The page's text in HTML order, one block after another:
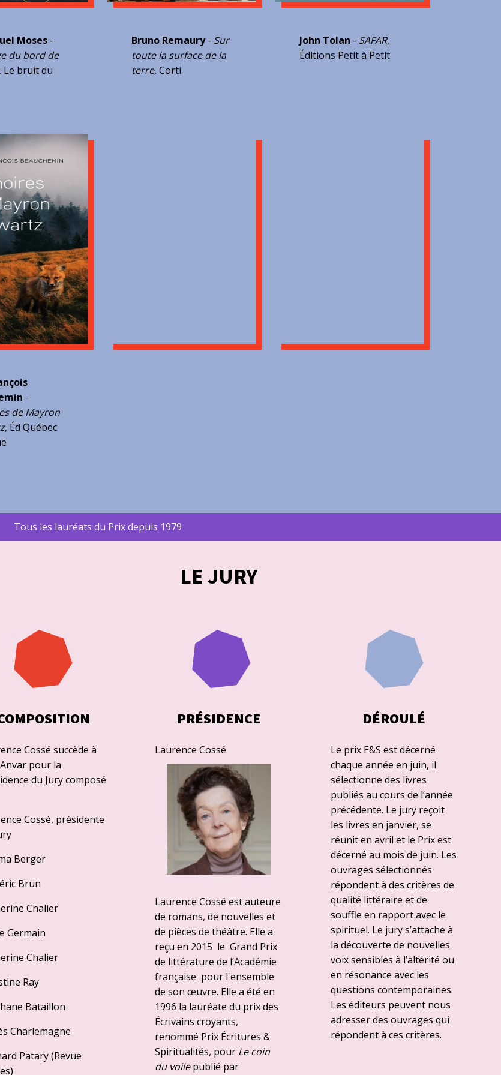
Moses -
du bord de
Le bruit du
Bruno Remaury- Sur
toute la surface de la
terre, Corti
John Tolan - SAFAR,
Éditions Petit à Petit
-
de Mayron
, Éd Québec
Tous les lauréats du Prix depuis 1979
LE JURY
Cossé succède à
pour la
du Jury composé
Cossé, présidente
Berger
Brun
Chalier
Germain
Chalier
Ray
Bataillon
Charlemagne
Patary (Revue
PRÉSIDENCE
Laurence Cossé
Laurence Cossé est auteure
de romans, de nouvelles et
de pièces de théâtre. Elle a
reçu en 2015 le Grand Prix
de littérature de l’Académie
française pour l'ensemble
de son œuvre. Elle a été en
1996 la lauréate du prix des
Écrivains croyants,
renommé Prix Écritures &
Spiritualités, pour Le coin
du voilepublié par
DÉROULÉ
Le prix E&S est décerné
chaque année en juin, il
sélectionne des livres
publiés au cours de l’année
précédente. Le jury reçoit
les livres en janvier, se
réunit en avril et le Prix est
décerné au mois de juin. Les
ouvrages sélectionnés
répondent à des critères de
qualité littéraire et de
souffle en rapport avec le
spirituel. Le jury s’attache à
la découverte de nouvelles
voix sensibles à l’altérité ou
en résonance avec les
questions contemporaines.
Les éditeurs peuvent nous
adresser des ouvrages qui
répondent à ces critères.